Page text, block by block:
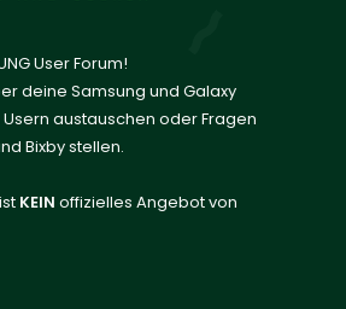
User Forum!
deine Samsung und Galaxy
austauschen oder Fragen
Bixby stellen.
KEIN offizielles Angebot von